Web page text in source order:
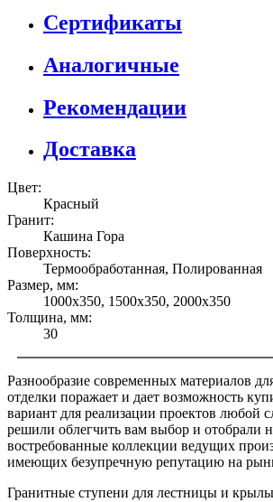
Сертификаты
Аналогичные
Рекомендации
Доставка
Цвет:
Красный
Гранит:
Кашина Гора
Поверхность:
Термообработанная, Полированная
Размер, мм:
1000х350, 1500х350, 2000х350
Толщина, мм:
30
Разнообразие современных материалов
отделки поражает и дает возможность
вариант для реализации проектов любой
решили облегчить вам выбор и отобрали
востребованные коллекции ведущих
имеющих безупречную репутацию на
Гранитные ступени для лестницы и